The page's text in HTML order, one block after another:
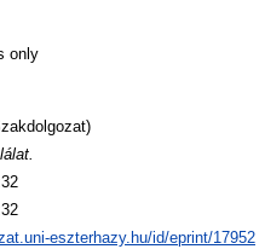
only
eszterhazy.hu/id/eprint/17952